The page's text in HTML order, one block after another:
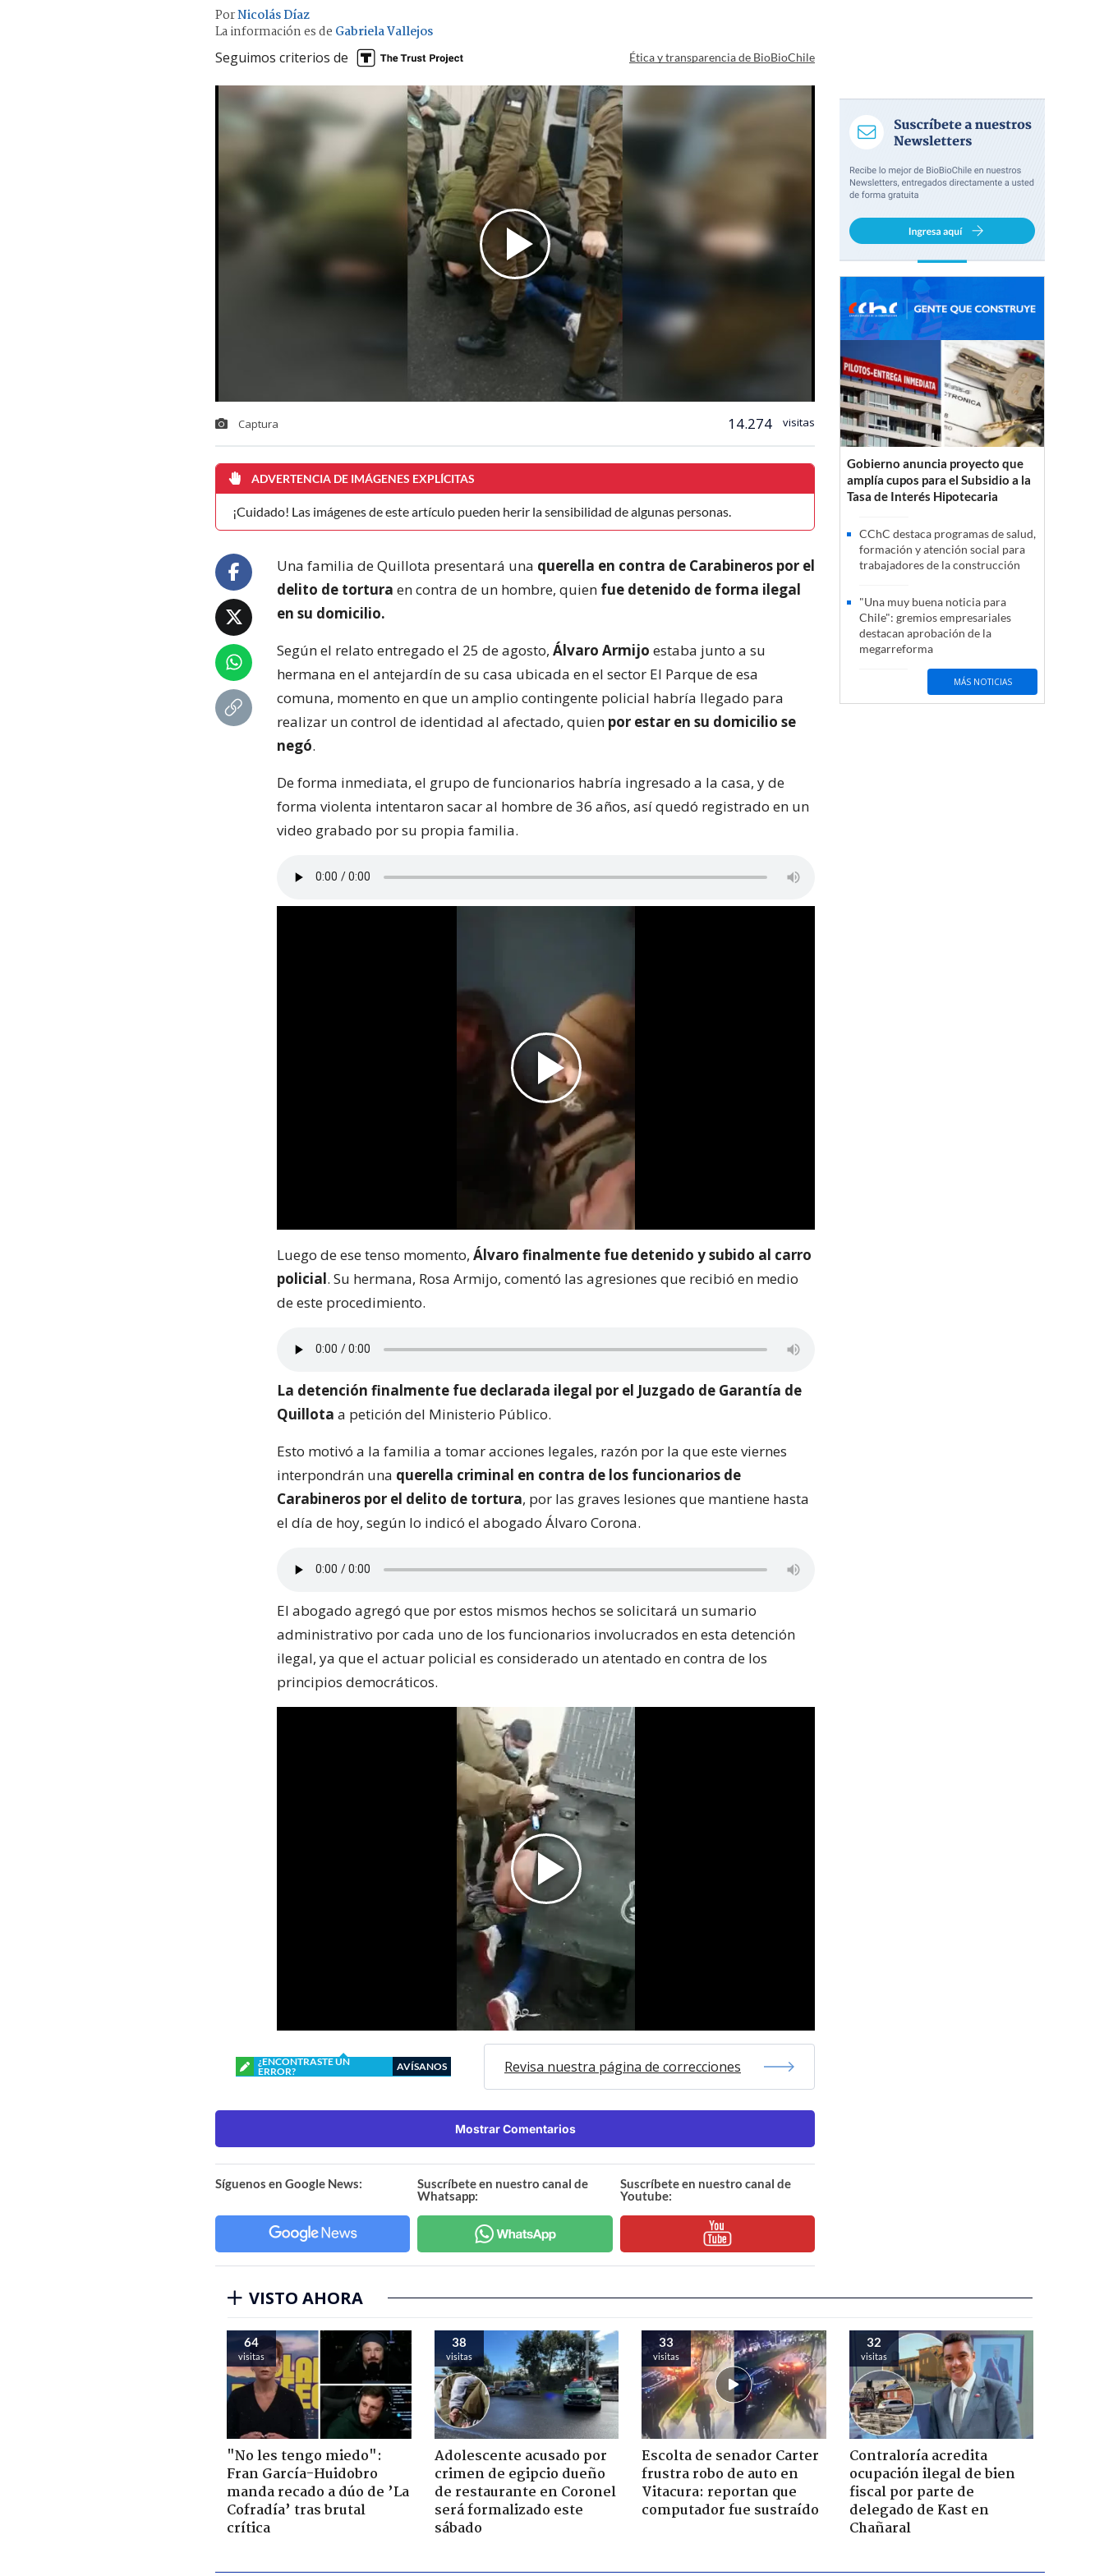
PorNicolás Díaz
La información es de Gabriela Vallejos
Seguimos criterios de Ética y transparencia de BioBioChile
Captura 14.274 visitas
ADVERTENCIA DE IMÁGENES EXPLÍCITAS
¡Cuidado! Las imágenes de este artículo pueden herir la sensibilidad de algunas personas.
Una familia de Quillota presentará una querella en contra de Carabineros por el
delito de tortura en contra de un hombre, quien fue detenido de forma ilegal
en su domicilio.
Según el relato entregado el 25 de agosto, Álvaro Armijo estaba junto a su
hermana en el antejardín de su casa ubicada en el sector El Parque de esa
comuna, momento en que un amplio contingente policial habría llegado para
realizar un control de identidad al afectado, quien por estar en su domicilio se
negó.
De forma inmediata, el grupo de funcionarios habría ingresado a la casa, y de
forma violenta intentaron sacar al hombre de 36 años, así quedó registrado en un
video grabado por su propia familia.
Luego de ese tenso momento, Álvaro finalmente fue detenido y subido al carro
policial. Su hermana, Rosa Armijo, comentó las agresiones que recibió en medio
de este procedimiento.
La detención finalmente fue declarada ilegal por el Juzgado de Garantía de
Quillota a petición del Ministerio Público.
Esto motivó a la familia a tomar acciones legales, razón por la que este viernes
interpondrán una querella criminal en contra de los funcionarios de
Carabineros por el delito de tortura, por las graves lesiones que mantiene hasta
el día de hoy, según lo indicó el abogado Álvaro Corona.
El abogado agregó que por estos mismos hechos se solicitará un sumario
administrativo por cada uno de los funcionarios involucrados en esta detención
ilegal, ya que el actuar policial es considerado un atentado en contra de los
principios democráticos.
¿ENCONTRASTE UN
ERROR?
AVÍSANOS Revisa nuestra página de correcciones
Mostrar Comentarios
Síguenos en Google News:
Suscríbete en nuestro canal de
Whatsapp:
Suscríbete en nuestro canal de
Youtube:
Gobierno anuncia proyecto que
amplía cupos para el Subsidio a la
Tasa de Interés Hipotecaria
CChC destaca programas de salud,
formación y atención social para
trabajadores de la construcción
"Una muy buena noticia para
Chile": gremios empresariales
destacan aprobación de la
megarreforma
MÁS NOTICIAS
VISTO AHORA
64
visitas
"No les tengo miedo":
Fran García-Huidobro
manda recado a dúo de ’La
Cofradía’ tras brutal
crítica
38
visitas
Adolescente acusado por
crimen de egipcio dueño
de restaurante en Coronel
será formalizado este
sábado
33
visitas
Escolta de senador Carter
frustra robo de auto en
Vitacura: reportan que
computador fue sustraído
32
visitas
Contraloría acredita
ocupación ilegal de bien
fiscal por parte de
delegado de Kast en
Chañaral